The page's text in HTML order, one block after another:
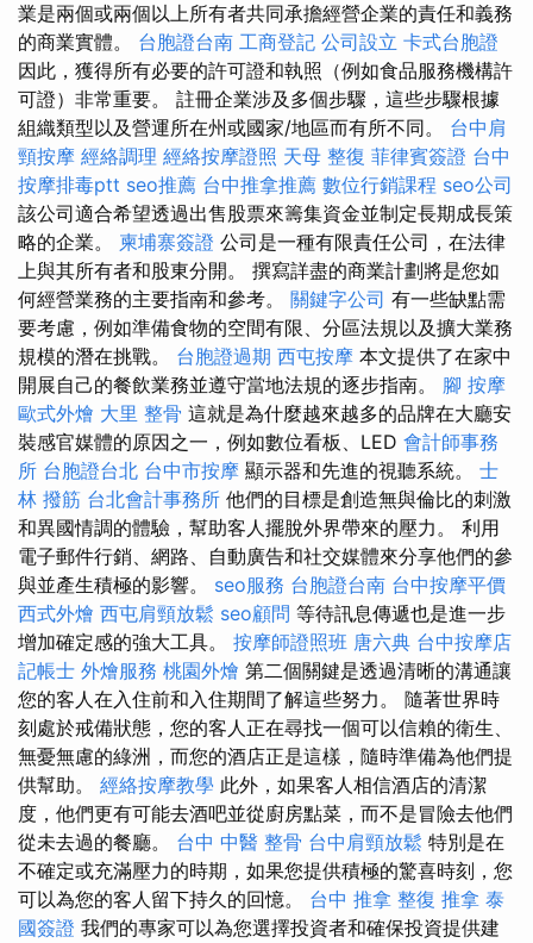
業是兩個或兩個以上所有者共同承擔經營企業的責任和義務
的商業實體。 台胞證台南 工商登記 公司設立 卡式台胞證
因此，獲得所有必要的許可證和執照（例如食品服務機構許
可證）非常重要。 註冊企業涉及多個步驟，這些步驟根據
組織類型以及營運所在州或國家/地區而有所不同。 台中肩
頸按摩 經絡調理 經絡按摩證照 天母 整復 菲律賓簽證 台中
按摩排毒ptt seo推薦 台中推拿推薦 數位行銷課程 seo公司
該公司適合希望透過出售股票來籌集資金並制定長期成長策
略的企業。 柬埔寨簽證 公司是一種有限責任公司，在法律
上與其所有者和股東分開。 撰寫詳盡的商業計劃將是您如
何經營業務的主要指南和參考。 關鍵字公司 有一些缺點需
要考慮，例如準備食物的空間有限、分區法規以及擴大業務
規模的潛在挑戰。 台胞證過期 西屯按摩 本文提供了在家中
開展自己的餐飲業務並遵守當地法規的逐步指南。 腳 按摩
歐式外燴 大里 整骨 這就是為什麼越來越多的品牌在大廳安
裝感官媒體的原因之一，例如數位看板、LED 會計師事務
所 台胞證台北 台中市按摩 顯示器和先進的視聽系統。 士
林 撥筋 台北會計事務所 他們的目標是創造無與倫比的刺激
和異國情調的體驗，幫助客人擺脫外界帶來的壓力。 利用
電子郵件行銷、網路、自動廣告和社交媒體來分享他們的參
與並產生積極的影響。 seo服務 台胞證台南 台中按摩平價
西式外燴 西屯肩頸放鬆 seo顧問 等待訊息傳遞也是進一步
增加確定感的強大工具。 按摩師證照班 唐六典 台中按摩店
記帳士 外燴服務 桃園外燴 第二個關鍵是透過清晰的溝通讓
您的客人在入住前和入住期間了解這些努力。 隨著世界時
刻處於戒備狀態，您的客人正在尋找一個可以信賴的衛生、
無憂無慮的綠洲，而您的酒店正是這樣，隨時準備為他們提
供幫助。 經絡按摩教學 此外，如果客人相信酒店的清潔
度，他們更有可能去酒吧並從廚房點菜，而不是冒險去他們
從未去過的餐廳。 台中 中醫 整骨 台中肩頸放鬆 特別是在
不確定或充滿壓力的時期，如果您提供積極的驚喜時刻，您
可以為您的客人留下持久的回憶。 台中 推拿 整復 推拿 泰
國簽證 我們的專家可以為您選擇投資者和確保投資提供建